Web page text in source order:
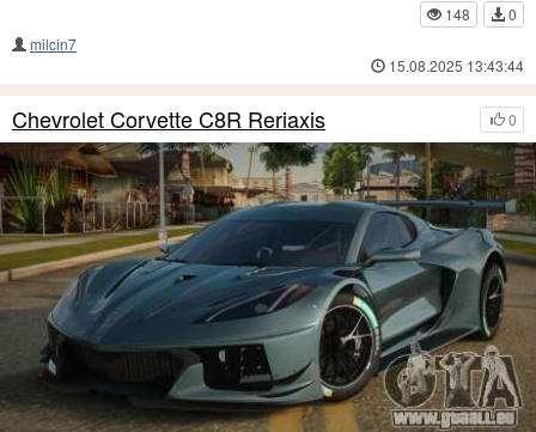
148
0
milcin7
15.08.2025 13:43:44
0
Chevrolet Corvette C8R Reriaxis